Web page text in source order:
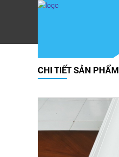
CHI TIẾT SẢN PHẨM